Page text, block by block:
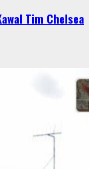
Tim Chelsea